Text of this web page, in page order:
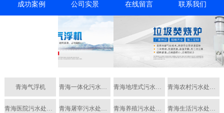
成功案例 公司实景 在线留言 联系我们
青海气浮机 青海一体化污水处理设备 青海地埋式污水处理设备 青海农村污水处理设备
青海医院污水处理设备 青海屠宰污水处理设备 青海养殖污水处理设备 青海生活污水处理设备